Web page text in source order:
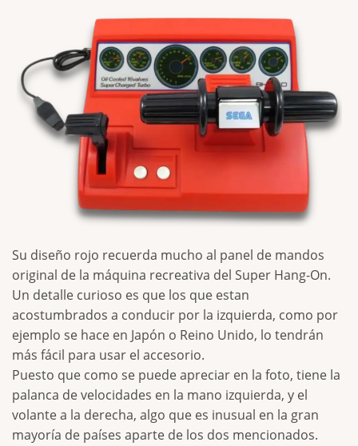
Su diseño rojo recuerda mucho al panel de mandos
original de la máquina recreativa del Super Hang-On.
Un detalle curioso es que los que estan
acostumbrados a conducir por la izquierda, como por
ejemplo se hace en Japón o Reino Unido, lo tendrán
más fácil para usar el accesorio.
Puesto que como se puede apreciar en la foto, tiene la
palanca de velocidades en la mano izquierda, y el
volante a la derecha, algo que es inusual en la gran
mayoría de países aparte de los dos mencionados.